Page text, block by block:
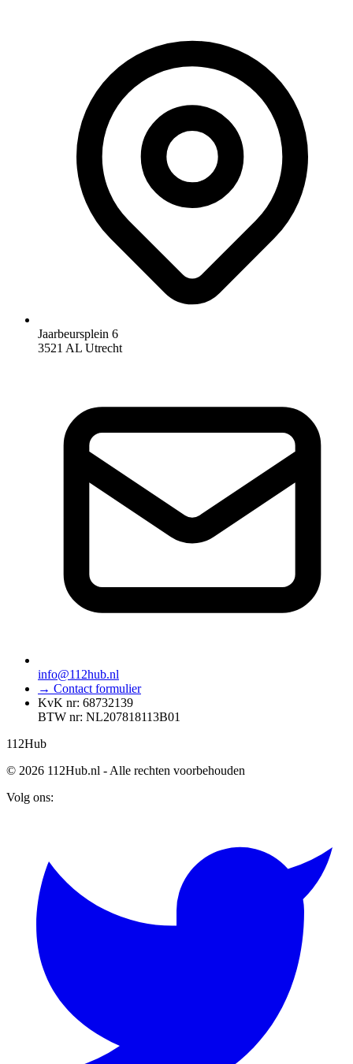
Jaarbeursplein 6
3521 AL Utrecht
info@112hub.nl
→ Contact formulier
KvK nr: 68732139
BTW nr: NL207818113B01
112Hub
© 2026 112Hub.nl - Alle rechten voorbehouden
Volg ons: